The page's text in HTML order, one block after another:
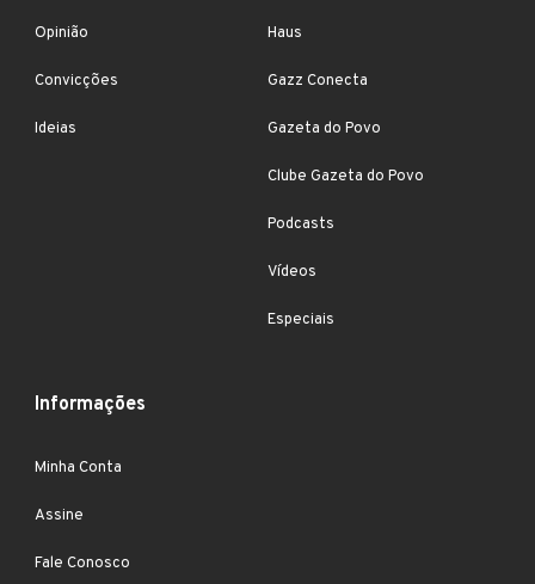
Opinião
Convicções
Ideias
Haus
Gazz Conecta
Gazeta do Povo
Clube Gazeta do Povo
Podcasts
Vídeos
Especiais
Informações
Minha Conta
Assine
Fale Conosco